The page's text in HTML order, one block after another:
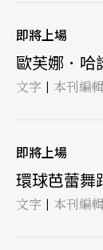
即將上場
歐芙娜．哈
文字 | 本刊編
即將上場
環球芭蕾舞
文字 | 本刊編